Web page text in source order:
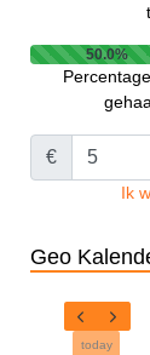
50.0%
€
Ik
Geo
today